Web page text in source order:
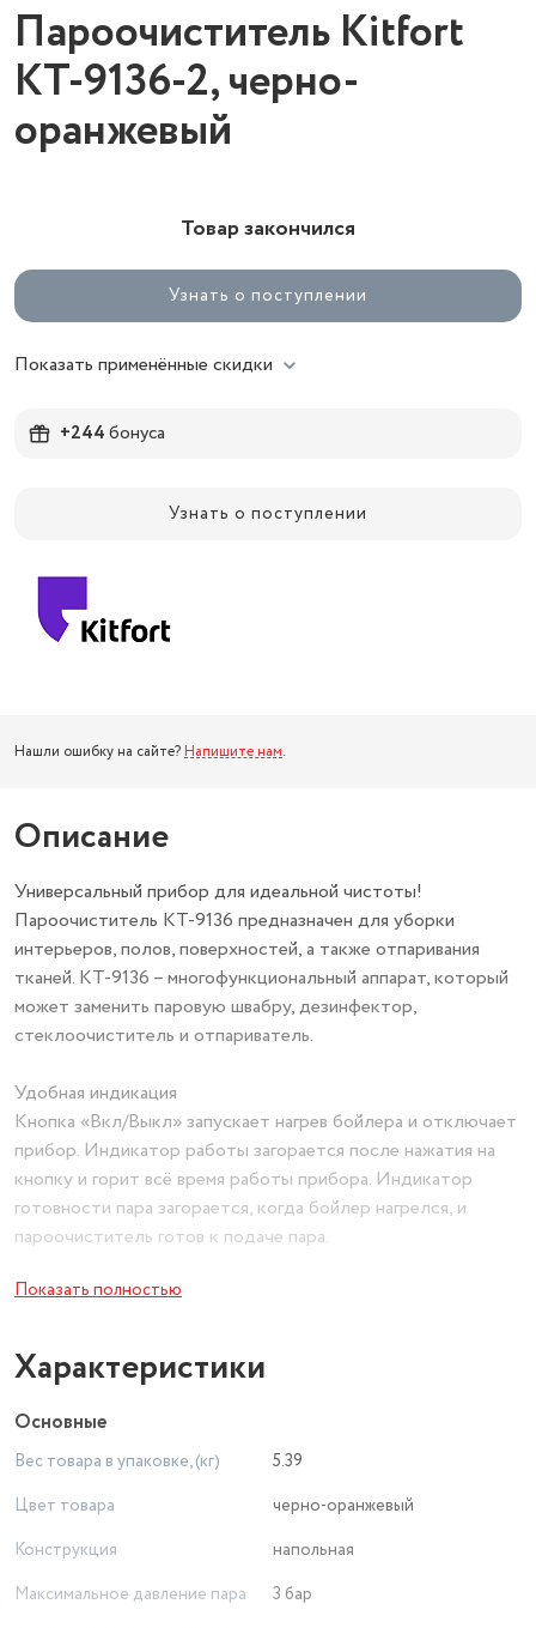
Пароочиститель Kitfort
КТ-9136-2, черно-
оранжевый
Товар закончился
Узнать о поступлении
Показать применённые скидки
+244бонуса
Узнать о поступлении
Нашли ошибку на сайте? Напишите нам.
Описание
Универсальный прибор для идеальной чистоты!
Пароочиститель КТ-9136 предназначен для уборки
интерьеров, полов, поверхностей, а также отпаривания
тканей. КТ-9136 – многофункциональный аппарат, который
может заменить паровую швабру, дезинфектор,
стеклоочиститель и отпариватель.
Удобная индикация
Кнопка «Вкл/Выкл» запускает нагрев бойлера и отключает
прибор. Индикатор работы загорается после нажатия на
кнопку и горит всё время работы прибора. Индикатор
готовности пара загорается, когда бойлер нагрелся, и
пароочиститель готов к подаче пара.
Простое управление
подачи пара располагается под пальцем. Чтобы
предотвратить случайное нажатие на кнопку подачи пара,
на паровом пистолете есть блокиратор.
Набор насадок для разных случаев уборки
Скребок для стекла используется для чистки окон, зеркал,
щелей и других углов. Щётки - для удаления стойких
загрязнений. С тряпкой можно отпаривать одежду, шторы,
мягкую мебель.
Показать полностью
Характеристики
Основные
Вес товара в упаковке, (кг)
5.39
Цвет товара
черно-оранжевый
Конструкция
напольная
Максимальное давление пара
3 бар